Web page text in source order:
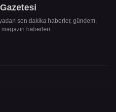
son dakika haberler, gündem,
magazin haberleri